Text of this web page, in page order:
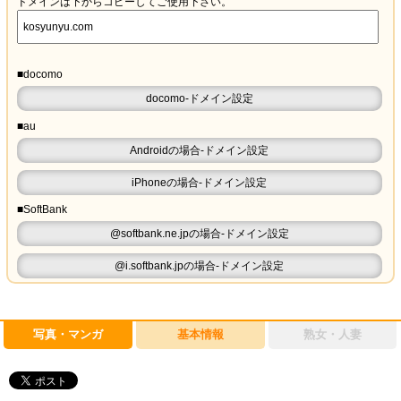
■docomo
docomo-ドメイン設定
■au
Androidの場合-ドメイン設定
iPhoneの場合-ドメイン設定
■SoftBank
@softbank.ne.jpの場合-ドメイン設定
@i.softbank.jpの場合-ドメイン設定
写真・マンガ 基本情報 熟女・人妻